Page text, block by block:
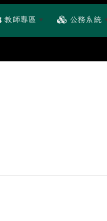
教師專區 公務系統